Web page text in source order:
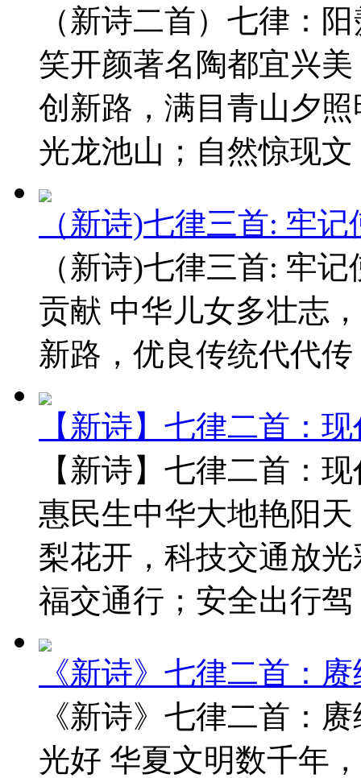
（新诗二首）七律：
笑开颜著名陶都宜兴
创新路，满目青山夕
光龙池山；自然惊现文
（新诗)七律三首: 牢
（新诗)七律三首: 牢
贡献 中华儿女多壮志
新路，优良传统代代
【新诗】七律二首：
【新诗】七律二首：
惠民生中华大地艳阳
梨花开，科技交通放
福交通行；安全出行驾
《新诗》七律二首：
《新诗》七律二首：
光好 华夏文明数千年